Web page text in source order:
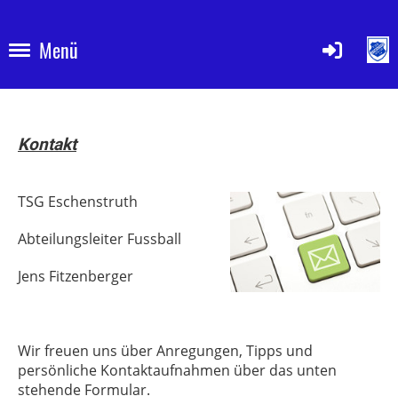
Menü
Kontakt
TSG Eschenstruth
Abteilungsleiter Fussball
Jens Fitzenberger
Wir freuen uns über Anregungen, Tipps und
persönliche Kontaktaufnahmen über das unten
stehende Formular.